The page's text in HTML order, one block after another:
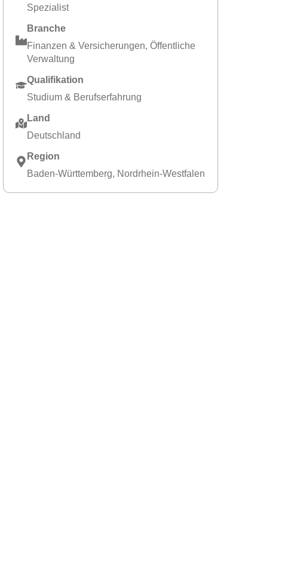
Spezialist
Branche
Finanzen & Versicherungen, Öffentliche
Verwaltung
Qualifikation
Studium & Berufserfahrung
Land
Deutschland
Region
Baden-Württemberg, Nordrhein-Westfalen